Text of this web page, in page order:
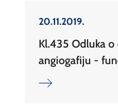
20.11.2019.
Kl.435 Odluka
angiogafiju -